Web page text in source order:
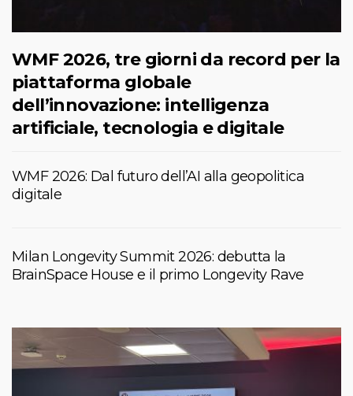
WMF 2026, tre giorni da record per la
piattaforma globale
dell’innovazione: intelligenza
artificiale, tecnologia e digitale
WMF 2026: Dal futuro dell’AI alla geopolitica
digitale
Milan Longevity Summit 2026: debutta la
BrainSpace House e il primo Longevity Rave